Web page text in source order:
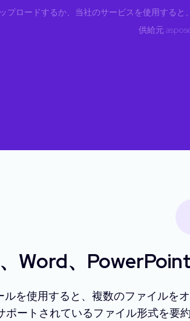
プロードするか、当社のサービスを使用すると、
供給元
Word、
ルを使用すると、複数のファイルを
ポートされているファイル形式を